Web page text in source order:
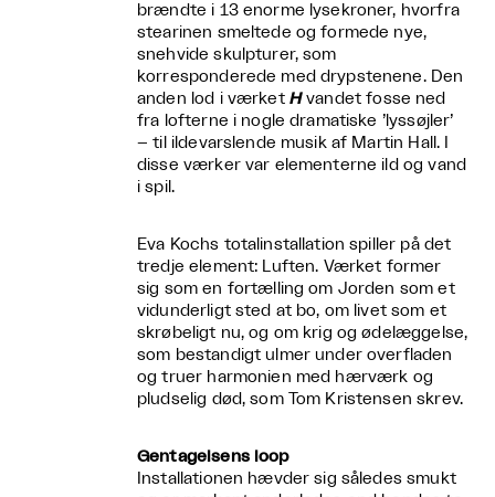
brændte i 13 enorme lysekroner, hvorfra
stearinen smeltede og formede nye,
snehvide skulpturer, som
korresponderede med drypstenene. Den
anden lod i værket Hvandet fosse ned
fra lofterne i nogle dramatiske ’lyssøjler’
– til ildevarslende musik af Martin Hall. I
disse værker var elementerne ild og vand
i spil.
Eva Kochs totalinstallation spiller på det
tredje element: Luften. Værket former
sig som en fortælling om Jorden som et
vidunderligt sted at bo, om livet som et
skrøbeligt nu, og om krig og ødelæggelse,
som bestandigt ulmer under overfladen
og truer harmonien med hærværk og
pludselig død, som Tom Kristensen skrev.
Gentagelsens loop
Installationen hævder sig således smukt